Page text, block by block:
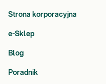
Strona korporacyjna
e-Sklep
Blog
Poradnik